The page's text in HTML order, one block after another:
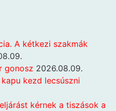
A kétkezi szakmák
gonosz 2026.08.09.
kezd lecsúszni
kérnek a tiszások a